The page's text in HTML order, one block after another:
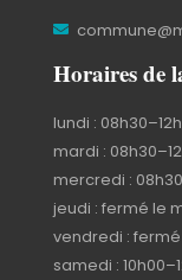
Horaires de
lundi :
mardi :
mercredi :
jeudi : fermé le
vendredi : fermé
samedi :